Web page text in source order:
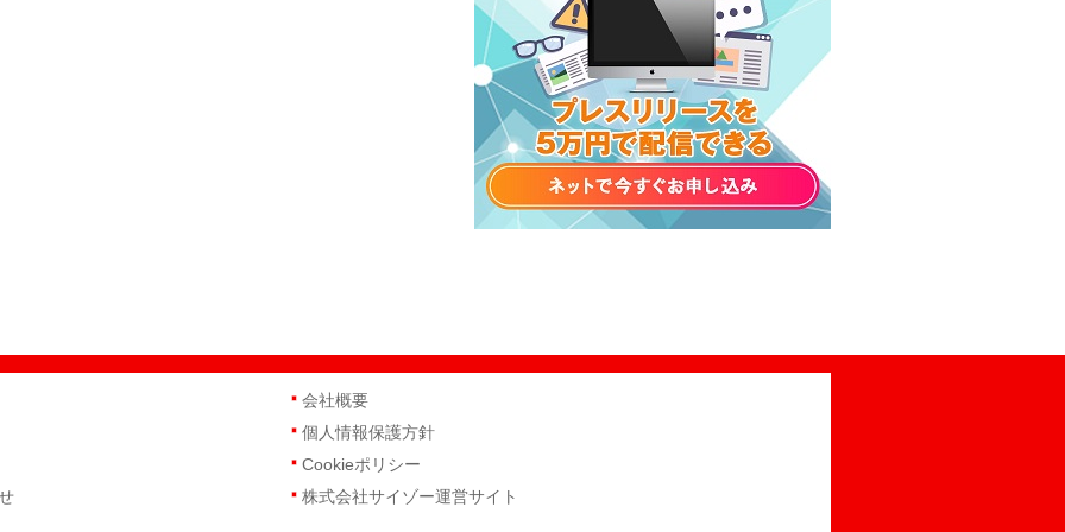
会社概要
個人情報保護方針
Cookieポリシー
株式会社サイゾー運営サイト